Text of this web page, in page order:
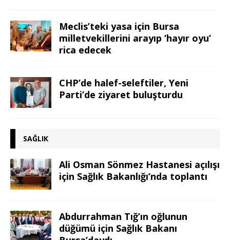
Meclis’teki yasa için Bursa
milletvekillerini arayıp ‘hayır oyu’
rica edecek
CHP’de halef-seleftiler, Yeni
Parti’de ziyaret buluşturdu
SAĞLIK
Ali Osman Sönmez Hastanesi açılışı
için Sağlık Bakanlığı’nda toplantı
Abdurrahman Tığ’ın oğlunun
düğümü için Sağlık Bakanı